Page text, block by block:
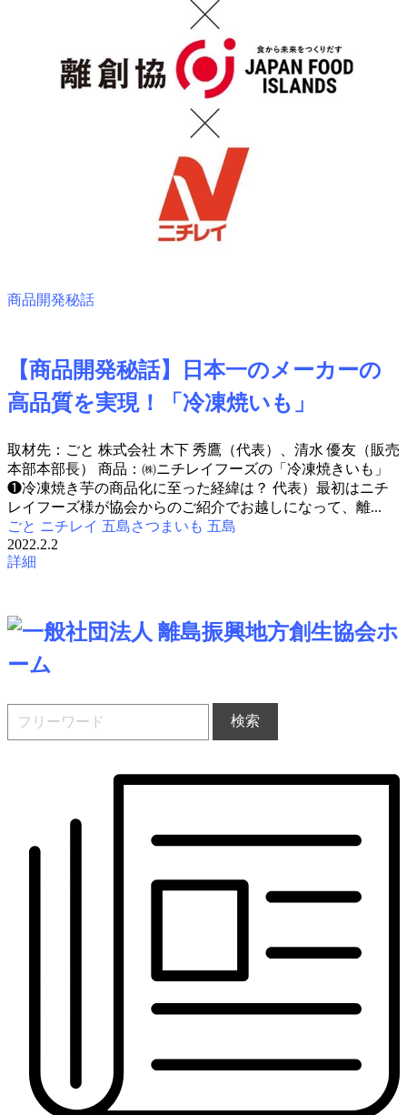
商品開発秘話
【商品開発秘話】日本一のメーカーの
高品質を実現！「冷凍焼いも」
取材先：ごと 株式会社 木下 秀鷹（代表）、清水 優友（販売
本部本部長） 商品：㈱ニチレイフーズの「冷凍焼きいも」
❶冷凍焼き芋の商品化に至った経緯は？ 代表）最初はニチ
レイフーズ様が協会からのご紹介でお越しになって、離...
ごと ニチレイ 五島さつまいも 五島
2022.2.2
詳細
ホ
ーム